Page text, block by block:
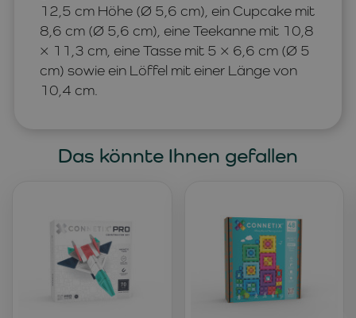
12,5 cm Höhe (Ø 5,6 cm), ein Cupcake mit
8,6 cm (Ø 5,6 cm), eine Teekanne mit 10,8
× 11,3 cm, eine Tasse mit 5 × 6,6 cm (Ø 5
cm) sowie ein Löffel mit einer Länge von
10,4 cm.
Das könnte Ihnen gefallen